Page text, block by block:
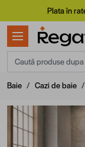
Mergi la Conținut
Plata în
Caută produse
Baie / Cazi de baie /